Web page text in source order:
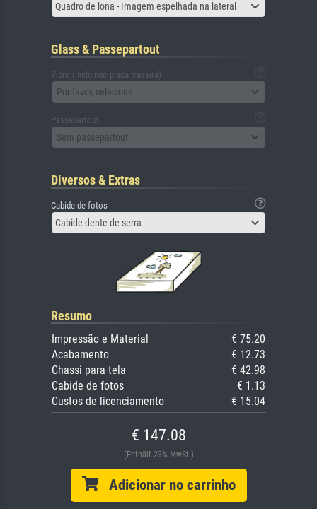
Quadro de lona - Imagem espelhada na lateral
Glass & Passepartout
Vidro (incluindo placa traseira)
Por favor, selecione
Passepartout
Sem passepartout
Diversos & Extras
Cabide de fotos
Cabide dente de serra
Resumo
Impressão e Material
€ 75.20
Acabamento
€ 12.73
Chassi para tela
€ 42.98
Cabide de fotos
€ 1.13
Custos de licenciamento
€ 15.04
€ 147.08
(Enthält 23% MwSt.)
Adicionar no carrinho